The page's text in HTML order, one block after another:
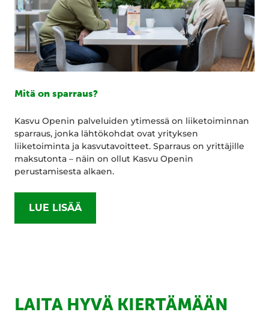
Mitä on sparraus?
Kasvu Openin palveluiden ytimessä on liiketoiminnan
sparraus, jonka lähtökohdat ovat yrityksen
liiketoiminta ja kasvutavoitteet. Sparraus on yrittäjille
maksutonta – näin on ollut Kasvu Openin
perustamisesta alkaen.
LUE LISÄÄ
LAITA HYVÄ KIERTÄMÄÄN